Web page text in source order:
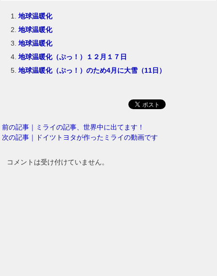
地球温暖化
地球温暖化
地球温暖化
地球温暖化（ぷっ！）１２月１７日
地球温暖化（ぷっ！）のため4月に大雪（11日）
前の記事｜ミライの記事、世界中に出てます！
次の記事｜ドイツトヨタが作ったミライの動画です
コメントは受け付けていません。